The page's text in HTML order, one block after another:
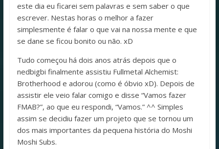
este dia eu ficarei sem palavras e sem saber o que
escrever. Nestas horas o melhor a fazer
simplesmente é falar o que vai na nossa mente e que
se dane se ficou bonito ou não. xD
Tudo começou há dois anos atrás depois que o
nedbigbi finalmente assistiu Fullmetal Alchemist:
Brotherhood e adorou (como é óbvio xD). Depois de
assistir ele veio falar comigo e disse “Vamos fazer
FMAB?”, ao que eu respondi, “Vamos.” ^^ Simples
assim se decidiu fazer um projeto que se tornou um
dos mais importantes da pequena história do Moshi
Moshi Subs.